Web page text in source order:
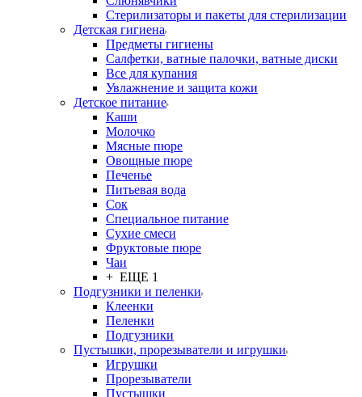
Стерилизаторы и пакеты для стерилизации
Детская гигиена
Предметы гигиены
Салфетки, ватные палочки, ватные диски
Все для купания
Увлажнение и защита кожи
Детское питание
Каши
Молочко
Мясные пюре
Овощные пюре
Печенье
Питьевая вода
Сок
Специальное питание
Сухие смеси
Фруктовые пюре
Чаи
+ ЕЩЕ 1
Подгузники и пеленки
Клеенки
Пеленки
Подгузники
Пустышки, прорезыватели и игрушки
Игрушки
Прорезыватели
Пустышки